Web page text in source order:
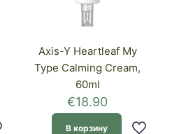
Axis-Y Heartleaf My
Type Calming Cream,
60ml
€18.90
В корзину